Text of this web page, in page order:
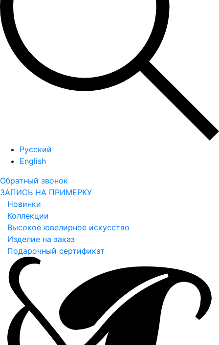
Русский
English
Обратный звонок
ЗАПИСЬ НА ПРИМЕРКУ
Новинки
Коллекции
Высокое ювелирное искусство
Изделие на заказ
Подарочный сертификат